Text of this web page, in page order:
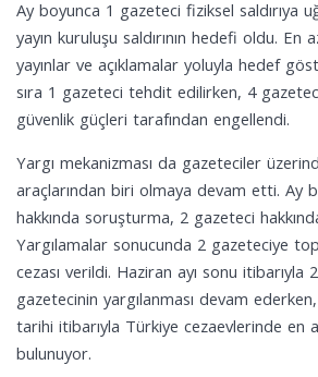
Ay boyunca 1 gazeteci fiziksel saldırıya
yayın kuruluşu saldırının hedefi oldu. En
yayınlar ve açıklamalar yoluyla hedef
sıra 1 gazeteci tehdit edilirken, 4
güvenlik güçleri tarafından engellendi.
Yargı mekanizması da gazeteciler
araçlarından biri olmaya devam etti. Ay
hakkında soruşturma, 2 gazeteci
Yargılamalar sonucunda 2 gazeteciye
cezası verildi. Haziran ayı sonu itibarıyla
gazetecinin yargılanması devam
tarihi itibarıyla Türkiye cezaevlerinde en
bulunuyor.